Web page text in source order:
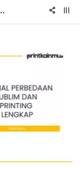
dan Digital Printing Secara Lengkap